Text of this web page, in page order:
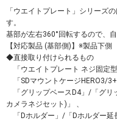
「ウエイトプレート」シリーズ
す。
基部が左右360°回転するので、
【対応製品 (基部側)】※製品下側
◆直接取り付けられるもの
「ウエイトプレート ネジ固定
「SDマウントケージHERO3/
「グリップベースD4」/「グリ
カメラネジセット)」 、
「Dホルダー」/「Dホルダー延